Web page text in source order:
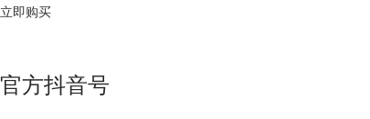
立即购买
官方抖音号